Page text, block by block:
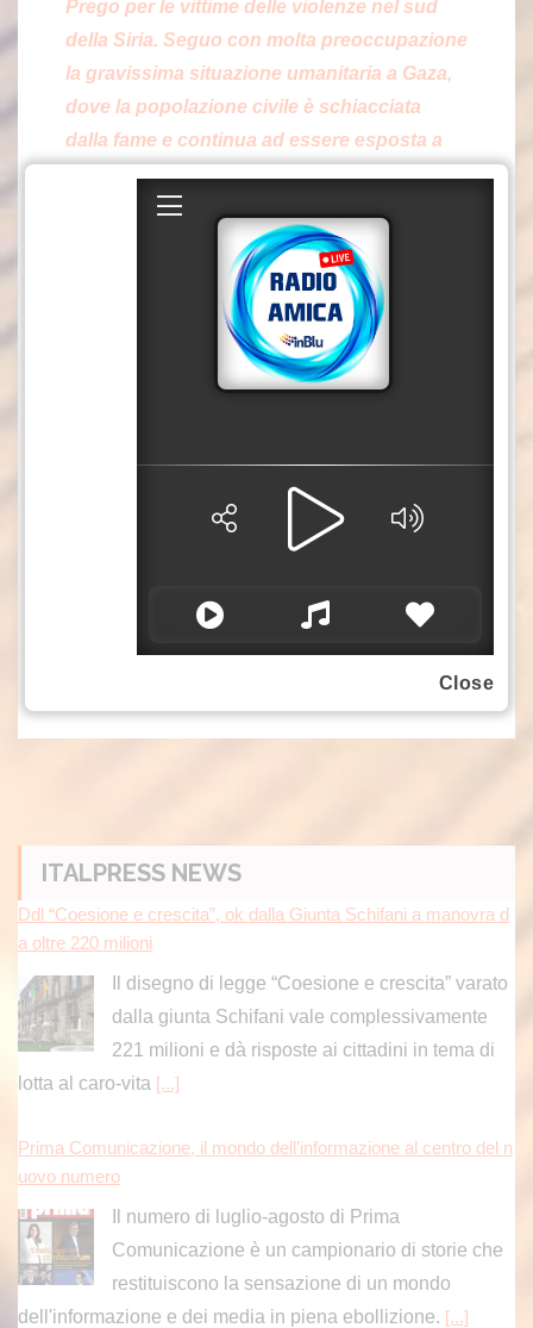
Prego per le vittime delle violenze nel sud
della Siria. Seguo con molta preoccupazione
la gravissima situazione umanitaria a Gaza,
dove la popolazione civile è schiacciata
dalla fame e continua ad essere esposta a
appello al cessate il fuoco, alla liberazione
degli ostaggi e al rispetto integrale del diritto
“Ogni persona umana
– sottolinea il Pontefice
ha un’intrinseca dignità conferitale da Dio
stesso: esorto le parti in tutti i conflitti a
quanto possa pregiudicarlo. Affido a Maria,
Regina della pace, le vittime innocenti dei
ITALPRESS NEWS
Ddl “Coesione e crescita”, ok dalla Giunta Schifani a manovra d
a oltre 220 milioni
Il disegno di legge “Coesione e crescita” varato
dalla giunta Schifani vale complessivamente
221 milioni e dà risposte ai cittadini in tema di
lotta al caro-vita [...]
Prima Comunicazione, il mondo dell’informazione al centro del n
uovo numero
Il numero di luglio-agosto di Prima
Comunicazione è un campionario di storie che
restituiscono la sensazione di un mondo
dell'informazione e dei media in piena ebollizione. [...]
Close